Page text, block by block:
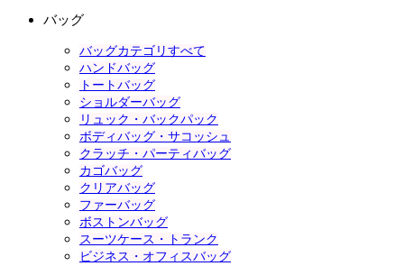
バッグ
バッグカテゴリすべて
ハンドバッグ
トートバッグ
ショルダーバッグ
リュック・バックパック
ボディバッグ・サコッシュ
クラッチ・パーティバッグ
カゴバッグ
クリアバッグ
ファーバッグ
ボストンバッグ
スーツケース・トランク
ビジネス・オフィスバッグ